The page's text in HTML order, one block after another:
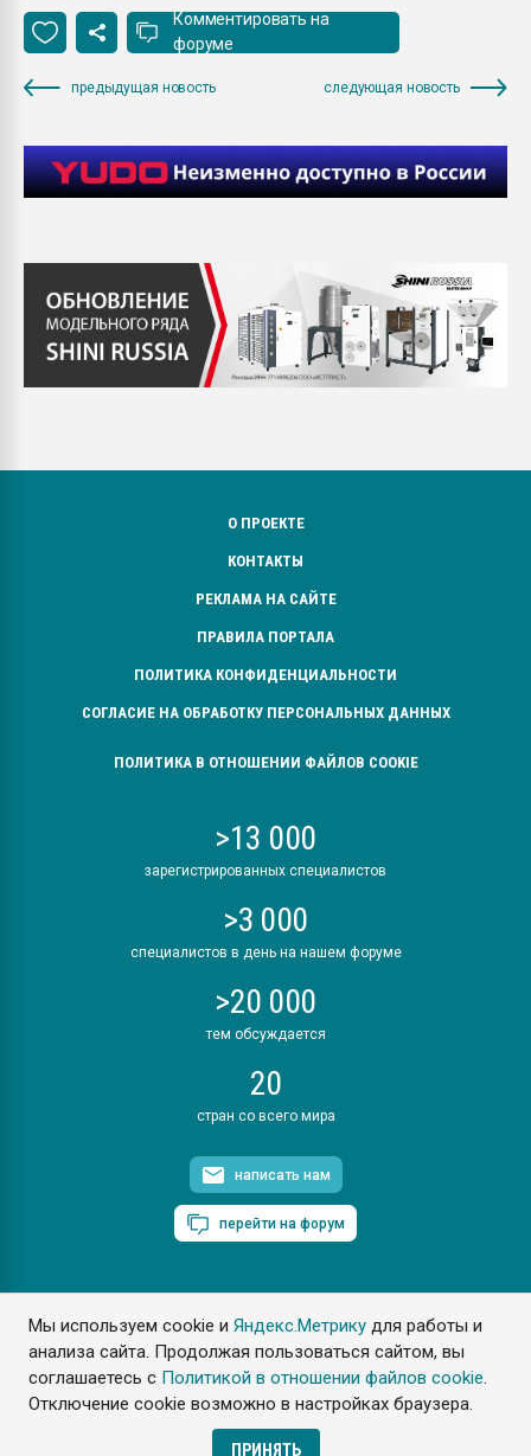
Мы используем cookie иЯндекс.Метрику для работы и
анализа сайта. Продолжая пользоваться сайтом, вы
соглашаетесь с Политикой в отношении файлов cookie.
Отключение cookie возможно в настройках браузера.
ПРИНЯТЬ
Комментировать на
форуме
предыдущая новость следующая новость
О ПРОЕКТЕ
КОНТАКТЫ
РЕКЛАМА НА САЙТЕ
ПРАВИЛА ПОРТАЛА
ПОЛИТИКА КОНФИДЕНЦИАЛЬНОСТИ
СОГЛАСИЕ НА ОБРАБОТКУ ПЕРСОНАЛЬНЫХ ДАННЫХ
ПОЛИТИКА В ОТНОШЕНИИ ФАЙЛОВ COOKIE
>13 000
зарегистрированных специалистов
>3 000
специалистов в день на нашем форуме
>20 000
тем обсуждается
20
стран со всего мира
написать нам
перейти на форум
ПластЭксперт © 2006. Все права защищены
Разрешается копирование материалов сайта с обязательной
ссылкой на www.e-plastic.ru
Разработка сайта